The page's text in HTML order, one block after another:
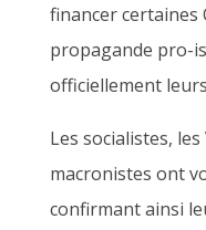
financer certaines
propagande pro-
officiellement
Les socialistes,
macronistes ont
confirmant ainsi